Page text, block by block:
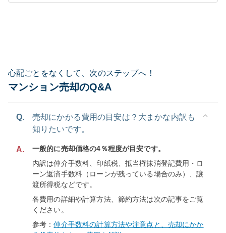
心配ごとをなくして、次のステップへ！
マンション売却のQ&A
Q.
売却にかかる費用の目安は？大まかな内訳も
知りたいです。
A.
一般的に売却価格の4％程度が目安です。
内訳は仲介手数料、印紙税、抵当権抹消登記費用・ロ
ーン返済手数料（ローンが残っている場合のみ）、譲
渡所得税などです。
各費用の詳細や計算方法、節約方法は次の記事をご覧
ください。
参考：仲介手数料の計算方法や注意点と、売却にかか